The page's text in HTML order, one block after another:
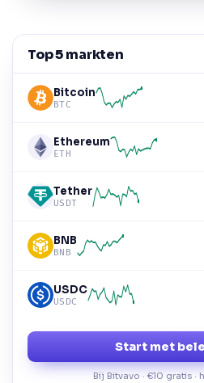
Top 5 markten
Bitcoin
BTC
Ethereum
ETH
Tether
USDT
BNB
BNB
USDC
USDC
Start met
Bij Bitvavo · €10 gratis ·